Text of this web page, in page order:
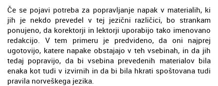
Če se pojavi potreba za popravljanje napak v materialih, ki
jih je nekdo prevedel v tej jezični različici, bo strankam
ponujeno, da korektorji in lektorji uporabijo tako imenovano
redakcijo. V tem primeru je predvideno, da oni najprej
ugotovijo, katere napake obstajajo v teh vsebinah, in da jih
tedaj popravijo, da bi vsebina prevedenih materialov bila
enaka kot tudi v izvirnih in da bi bila hkrati spoštovana tudi
pravila norveškega jezika.